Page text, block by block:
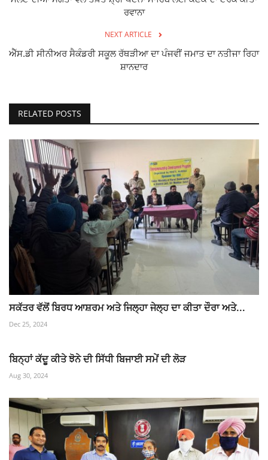
ਰਵਾਨਾ
NEXT ARTICLE
ਐੱਸ.ਡੀ ਸੀਨੀਅਰ ਸੈਕੰਡਰੀ ਸਕੂਲ ਰੱਥੜੀਆ ਦਾ ਪੰਜਵੀਂ ਜਮਾਤ ਦਾ ਨਤੀਜਾ ਰਿਹਾ
ਸ਼ਾਨਦਾਰ
RELATED POSTS
ਸਕੱਤਰ ਵੱਲੋਂ ਬਿਰਧ ਆਸ਼ਰਮ ਅਤੇ ਜਿਲ੍ਹਾ ਜੇਲ੍ਹ ਦਾ ਕੀਤਾ ਦੌਰਾ ਅਤੇ...
Dec 25, 2024
ਬਿਨ੍ਹਾਂ ਕੱਦੂ ਕੀਤੇ ਝੋਨੇ ਦੀ ਸਿੱਧੀ ਬਿਜਾਈ ਸਮੇਂ ਦੀ ਲੋੜ
Aug 30, 2024